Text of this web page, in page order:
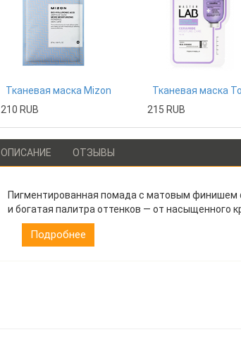
Тканевая маска Mizon
210 RUB
215 RUB
ОПИСАНИЕ ОТЗЫВЫ
Пигментированная помада с матовым финишем
и богатая палитра оттенков — от насыщенного
Подробнее